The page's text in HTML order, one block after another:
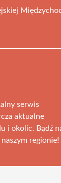
serwis
aktualne
i okolic. Bądź
regionie!